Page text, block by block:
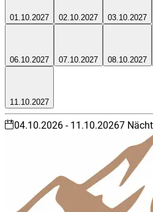
01.10.2027 02.10.2027 03.10.2027
06.10.2027 07.10.2027 08.10.2027
11.10.2027
04.10.2026 - 11.10.20267